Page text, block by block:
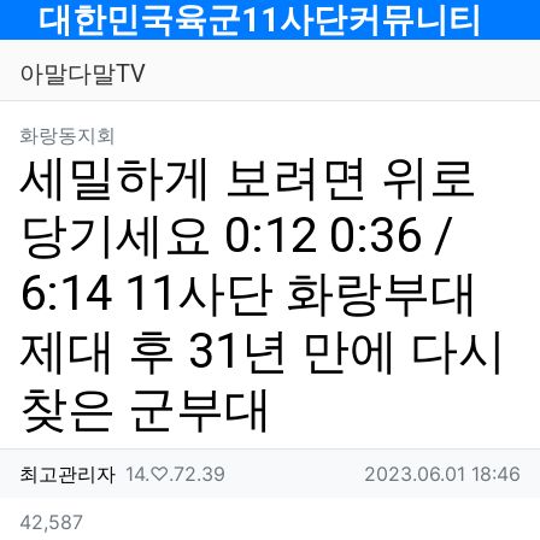
메뉴
대한민국육군11사단커뮤니티
아말다말TV
화랑동지회
세밀하게 보려면 위로
당기세요 0:12 0:36 /
6:14 11사단 화랑부대
제대 후 31년 만에 다시
찾은 군부대
작성자 정보
최고관리자작성
14.♡.72.39 작성일
2023.06.01 18:46
컨텐츠 정보
42,587조회